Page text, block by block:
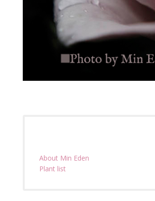
About Min Eden
Plant list